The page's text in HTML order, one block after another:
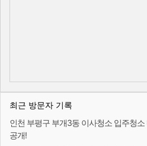
최근 방문자 기록
인천 부평구 부개3동 이사청소 입주청
공개!